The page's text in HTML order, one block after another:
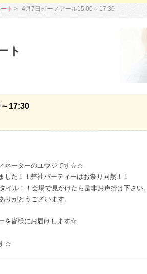
ト 4月7日ビーノアール15:00～17:30
ト
17:30
ネーターのユウジです☆☆
た！！弊社パーティーはお祭り同然！！
イル！！会場で見かけたら是非お声掛け下さい。
りがとうございます。
を皆様にお届けします☆
☆